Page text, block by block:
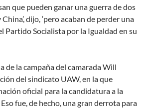
que pueden ganar una guerra de dos
dijo, ‘pero acaban de perder una
Partido Socialista por la Igualdad en su
de la campaña del camarada Will
del sindicato UAW, en la que
oficial para la candidatura a la
fue, de hecho, una gran derrota para